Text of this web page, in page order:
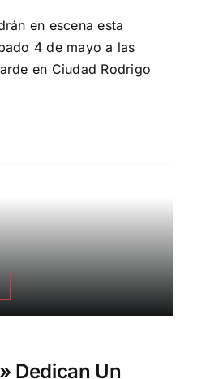
en escena esta
4 de mayo a las
en Ciudad Rodrigo
Dedican Un